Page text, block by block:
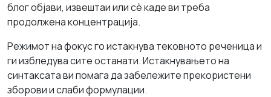
блог објави, извештаи или сè каде ви треба
продолжена концентрација.
Режимот на фокус го истакнува тековното реченица и
ги избледува сите останати. Истакнувањето на
синтаксата ви помага да забележите прекористени
зборови и слаби формулации.